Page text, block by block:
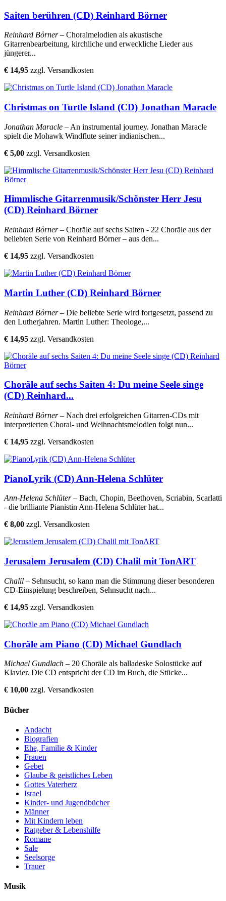
Saiten berühren (CD) Reinhard Börner
Reinhard Börner– Choralmelodien als akustische
Gitarrenbearbeitung, kirchliche und erweckliche Lieder aus
jüngerer...
€ 14,95 zzgl. Versandkosten
Christmas on Turtle Island (CD) Jonathan Maracle
Jonathan Maracle – An instrumental journey. Jonathan Maracle
spielt die Mohawk Windflute seiner indianischen...
€ 5,00 zzgl. Versandkosten
Himmlische Gitarrenmusik/Schönster Herr Jesu
(CD) Reinhard Börner
Reinhard Börner– Choräle auf sechs Saiten - 22 Choräle aus der
beliebten Serie von Reinhard Börner – aus den...
€ 14,95 zzgl. Versandkosten
Martin Luther (CD) Reinhard Börner
Reinhard Börner– Die beliebte Serie wird fortgesetzt, passend zu
den Lutherjahren. Martin Luther: Theologe,...
€ 14,95 zzgl. Versandkosten
Choräle auf sechs Saiten 4: Du meine Seele singe
(CD) Reinhard...
Reinhard Börner– Nach drei erfolgreichen Gitarren-CDs mit
interpretierten Choral- und Weihnachtsmelodien folgt nun...
€ 14,95 zzgl. Versandkosten
PianoLyrik (CD) Ann-Helena Schlüter
Ann-Helena Schlüter– Bach, Chopin, Beethoven, Scriabin, Scarlatti
- die brilliante Pianistin Ann-Helena Schlüter hat...
€ 8,00 zzgl. Versandkosten
Jerusalem Jerusalem (CD) Chalil mit TonART
Chalil – Sehnsucht, so kann man die Stimmung dieser besonderen
CD-Einspielung beschreiben, Sehnsucht nach...
€ 14,95 zzgl. Versandkosten
Choräle am Piano (CD) Michael Gundlach
Michael Gundlach – 20 Choräle als balladeske Solostücke auf
Klavier. Die CD entspricht der CD im Buch, die Stücke...
€ 10,00 zzgl. Versandkosten
Bücher
Andacht
Biografien
Ehe, Familie & Kinder
Frauen
Gebet
Glaube & geistliches Leben
Gottes Vaterherz
Israel
Kinder- und Jugendbücher
Männer
Mit Kindern leben
Ratgeber & Lebenshilfe
Romane
Sale
Seelsorge
Trauer
Musik